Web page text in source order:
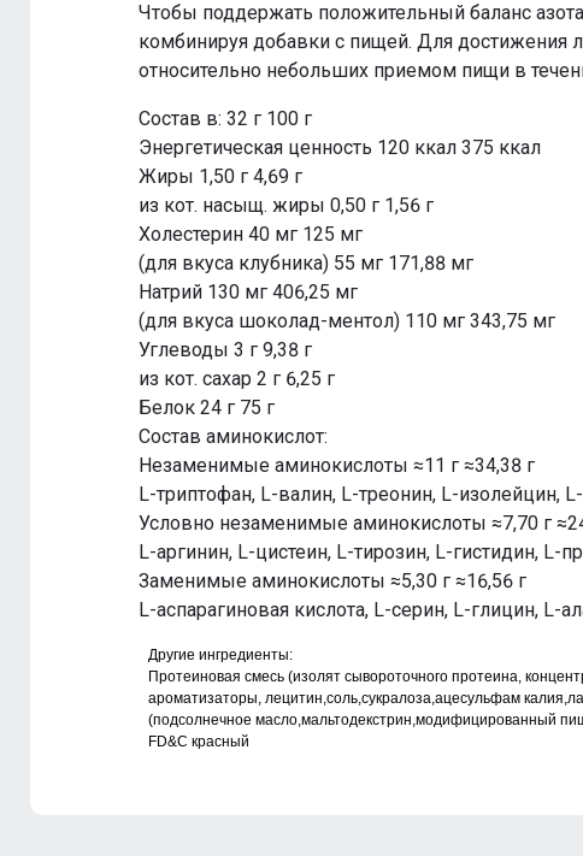
Чтобы поддержать положительный баланс
комбинируя добавки с пищей. Для достижения
относительно небольших приемом пищи в
Состав в: 32 г 100 г
Энергетическая ценность 120 ккал 375 ккал
Жиры 1,50 г 4,69 г
из кот. насыщ. жиры 0,50 г 1,56 г
Холестерин 40 мг 125 мг
(для вкуса клубника) 55 мг 171,88 мг
Натрий 130 мг 406,25 мг
(для вкуса шоколад-ментол) 110 мг 343,75 мг
Углеводы 3 г 9,38 г
из кот. сахар 2 г 6,25 г
Белок 24 г 75 г
Состав аминокислот:
Незаменимые аминокислоты ≈11 г ≈34,38 г
L-триптофан, L-валин, L-треонин, L-изолейцин,
Условно незаменимые аминокислоты ≈7,70 г
L-аргинин, L-цистеин, L-тирозин, L-гистидин,
Заменимые аминокислоты ≈5,30 г ≈16,56 г
L-аспарагиновая кислота, L-серин, L-глицин, L-
Другие ингредиенты:
Протеиновая смесь (изолят сывороточного протеина,
ароматизаторы, лецитин,соль,сукралоза,ацесульфам
(подсолнечное масло,мальтодекстрин,модифицированный
FD&C красный